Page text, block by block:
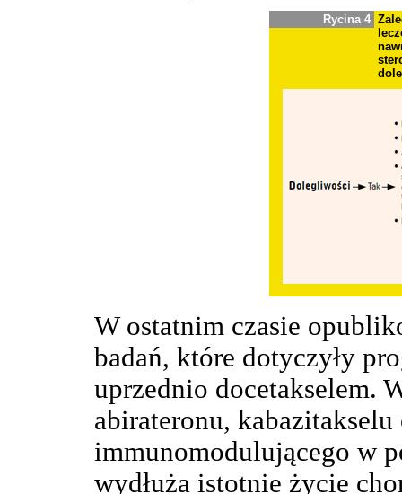
Rycina 4
W ostatnim czasie
badań, które dotyczyły
uprzednio docetakselem.
abirateronu,
immunomodulującego w
wydłuża istotnie życie